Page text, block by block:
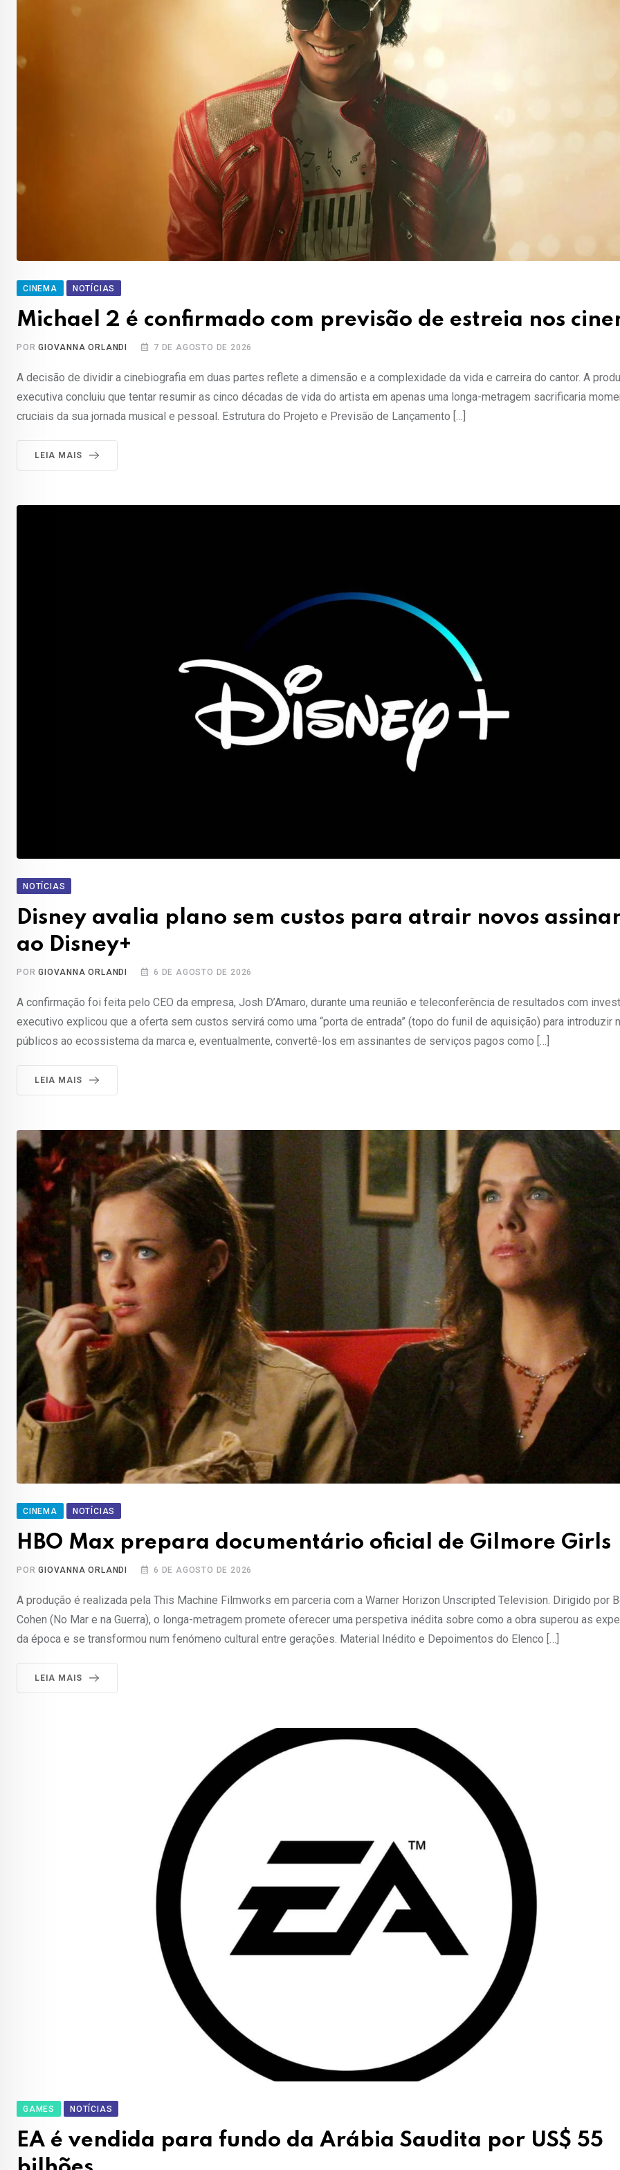
CINEMA NOTÍCIAS
Michael 2 é confirmado com previsão de estreia nos
PORGIOVANNA ORLANDI 7 DE AGOSTO DE 2026
A decisão de dividir a cinebiografia em duas partes reflete a dimensão e a complexidade da vida e carreira do cantor. A
executiva concluiu que tentar resumir as cinco décadas de vida do artista em apenas uma longa-metragem sacrificaria
cruciais da sua jornada musical e pessoal. Estrutura do Projeto e Previsão de Lançamento […]
LEIA MAIS
NOTÍCIAS
Disney avalia plano sem custos para atrair novos
ao Disney+
PORGIOVANNA ORLANDI 6 DE AGOSTO DE 2026
A confirmação foi feita pelo CEO da empresa, Josh D’Amaro, durante uma reunião e teleconferência de resultados com
executivo explicou que a oferta sem custos servirá como uma “porta de entrada” (topo do funil de aquisição) para introduzir
públicos ao ecossistema da marca e, eventualmente, convertê-los em assinantes de serviços pagos como […]
LEIA MAIS
CINEMA NOTÍCIAS
HBO Max prepara documentário oficial de Gilmore Girls
PORGIOVANNA ORLANDI 6 DE AGOSTO DE 2026
A produção é realizada pela This Machine Filmworks em parceria com a Warner Horizon Unscripted Television. Dirigido por
Cohen (No Mar e na Guerra), o longa-metragem promete oferecer uma perspetiva inédita sobre como a obra superou as
da época e se transformou num fenómeno cultural entre gerações. Material Inédito e Depoimentos do Elenco […]
LEIA MAIS
GAMES NOTÍCIAS
EA é vendida para fundo da Arábia Saudita por US$ 55